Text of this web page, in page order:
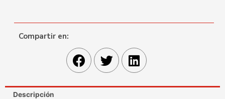
Compartir en:
Descripción